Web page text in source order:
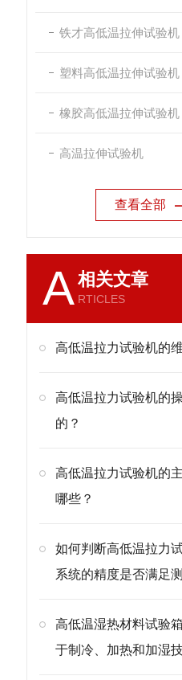
铁才高低温拉伸试验机
塑料高低温拉伸试验机
橡胶高低温拉伸试验机
高温拉伸试验机
查看全部
A相关文章
RTICLES
高低温拉力试验机的
高低温拉力试验机的
的？
高低温拉力试验机的
哪些？
如何判断高低温拉力
系统的精度是否满足
高低温湿热材料试验
于制冷、加热和加湿